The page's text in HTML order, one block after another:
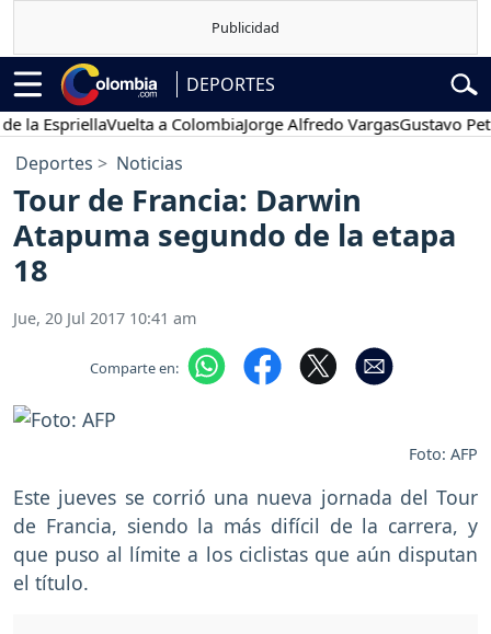
DEPORTES
Vuelta a ColombiaJorge Alfredo VargasGustavo Petro
Deportes Noticias
Tour de Francia: Darwin
Atapuma segundo de la etapa
18
Jue, 20 Jul 2017 10:41 am
Comparte en:
Foto: AFP
Este jueves se corrió una nueva jornada del Tour
de Francia, siendo la más difícil de la carrera, y
que puso al límite a los ciclistas que aún disputan
el título.